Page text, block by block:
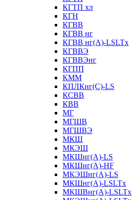
КГТП хл
КГН
КГВВ
КГВВ нг
КГВВ нг(А)-LSLTx
КГВВЭ
КГВВЭнг
КГПП
КММ
КПЛКнг(C)-LS
КСВВ
КВВ
МГ
МГШВ
МГШВЭ
МКШ
МКЭШ
МКШнг(А)-LS
МКШнг(А)-HF
МКЭШнг(А)-LS
МКШнг(А)-LSLTx
МКШВнг(A)-LSLTx